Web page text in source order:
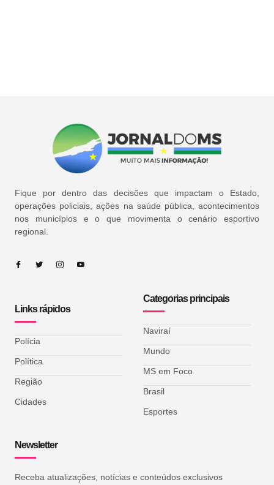
Fique por dentro das decisões que impactam o Estado,
operações policiais, ações na saúde pública, acontecimentos
nos municípios e o que movimenta o cenário esportivo
regional.
Links rápidos
Polícia
Política
Região
Cidades
Categorias principais
Naviraí
Mundo
MS em Foco
Brasil
Esportes
Newsletter
Receba atualizações, notícias e conteúdos exclusivos